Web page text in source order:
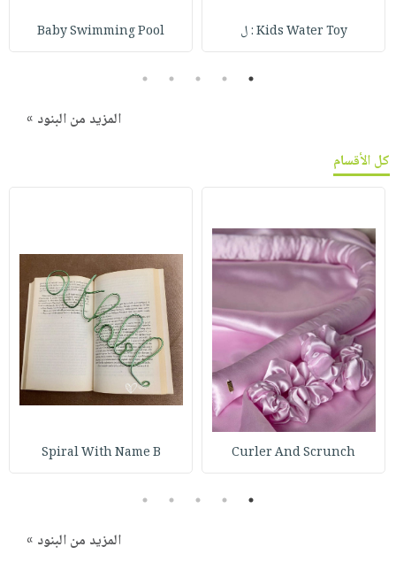
Kids Water Toy : ل Baby Swimming Pool
1
2
3
4
5
المزيد من البنود »
كل الأقسام
Curler And Scrunch
Spiral With Name B
1
2
3
4
5
المزيد من البنود »